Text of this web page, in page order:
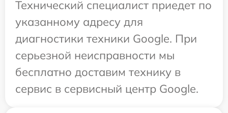
Технический специалист приедет по
указанному адресу для
диагностики техники Google. При
серьезной неисправности мы
бесплатно доставим технику в
сервис в сервисный центр Google.